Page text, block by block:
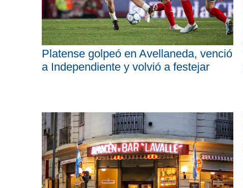
Platense golpeó en Avellaneda, venció
a Independiente y volvió a festejar